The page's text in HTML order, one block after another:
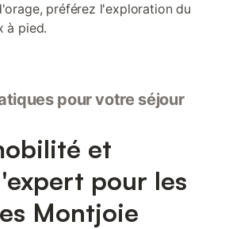
préférez l'exploration du
à pied.
pour votre séjour
et
pour les
Montjoie